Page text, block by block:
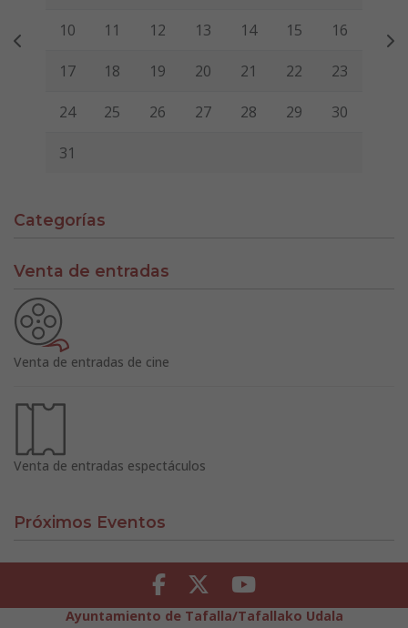
10 11 12 13 14 15 16
17 18 19 20 21 22 23
24 25 26 27 28 29 30
31
Categorías
Venta de entradas
Venta de entradas de cine
Venta de entradas espectáculos
Próximos Eventos
Facebook Twitter Youtube
Ayuntamiento de Tafalla/Tafallako Udala